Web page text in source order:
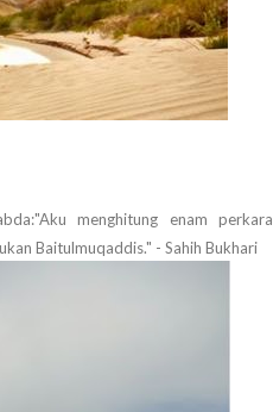
menghitung enam perkara
Baitulmuqaddis." - Sahih Bukhari